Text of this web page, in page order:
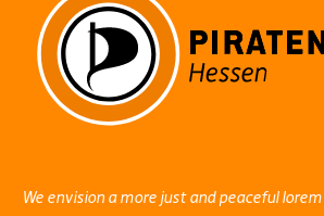
We envision a more just and peaceful